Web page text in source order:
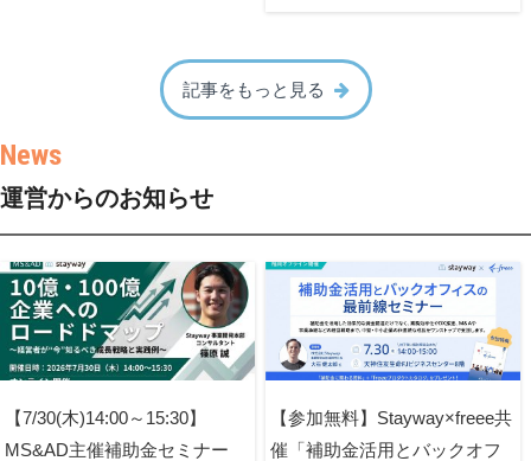
記事をもっと見る
運営からのお知らせ
【7/30(木)14:00～15:30】
MS&AD主催補助金セミナー
【参加無料】Stayway×freee共
催「補助金活用とバックオフ